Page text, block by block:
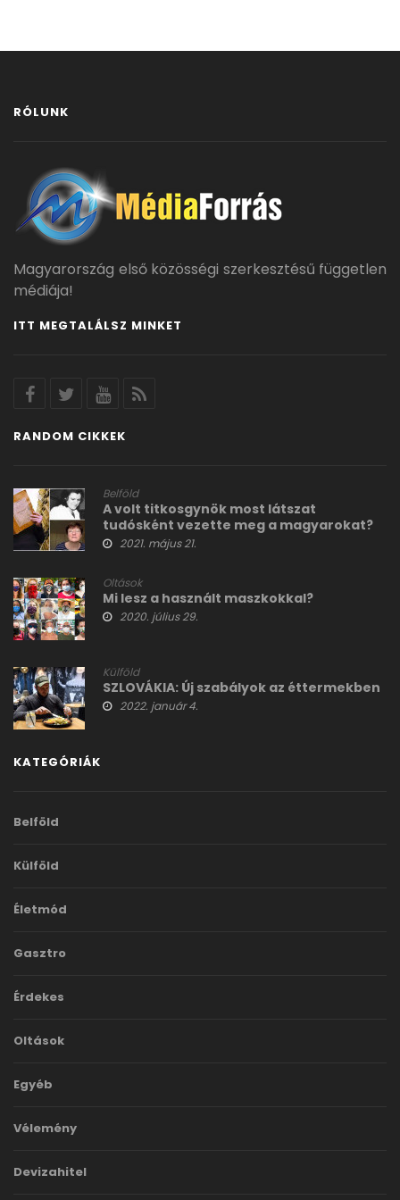
RÓLUNK
Magyarország első közösségi szerkesztésű független
médiája!
ITT MEGTALÁLSZ MINKET
RANDOM CIKKEK
Belföld
A volt titkosgynök most látszat
tudósként vezette meg a magyarokat?
2021. május 21.
Oltások
Mi lesz a használt maszkokkal?
2020. július 29.
Külföld
SZLOVÁKIA: Új szabályok az éttermekben
2022. január 4.
KATEGÓRIÁK
Belföld
Külföld
Életmód
Gasztro
Érdekes
Oltások
Egyéb
Vélemény
Devizahitel